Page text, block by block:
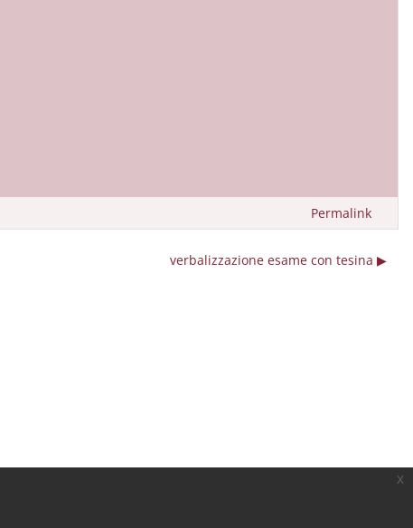
x
Permalink
verbalizzazione esame con tesina ▶︎